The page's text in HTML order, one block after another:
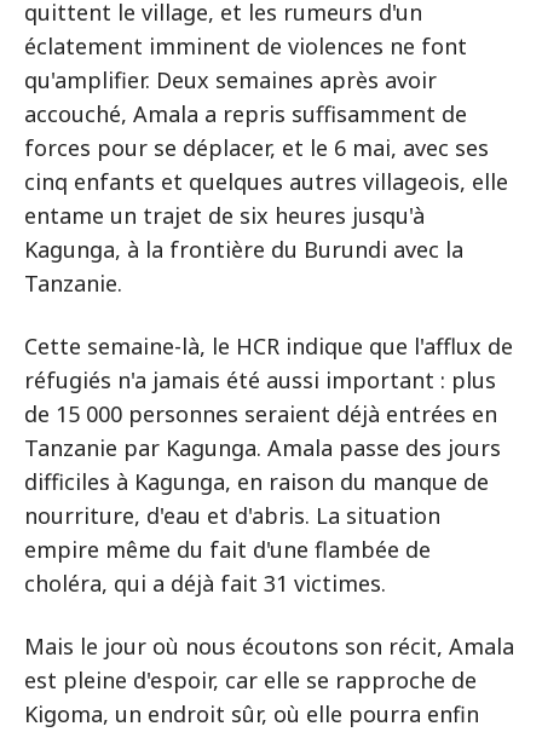
quittent le village, et les rumeurs d'un
éclatement imminent de violences ne font
qu'amplifier. Deux semaines après avoir
accouché, Amala a repris suffisamment de
forces pour se déplacer, et le 6 mai, avec ses
cinq enfants et quelques autres villageois, elle
entame un trajet de six heures jusqu'à
Kagunga, à la frontière du Burundi avec la
Tanzanie.
Cette semaine-là, le HCR indique que l'afflux de
réfugiés n'a jamais été aussi important : plus
de 15 000 personnes seraient déjà entrées en
Tanzanie par Kagunga. Amala passe des jours
difficiles à Kagunga, en raison du manque de
nourriture, d'eau et d'abris. La situation
empire même du fait d'une flambée de
choléra, qui a déjà fait 31 victimes.
Mais le jour où nous écoutons son récit, Amala
est pleine d'espoir, car elle se rapproche de
Kigoma, un endroit sûr, où elle pourra enfin